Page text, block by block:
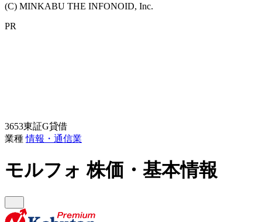
(C) MINKABU THE INFONOID, Inc.
PR
3653東証G貸借
業種情報・通信業
モルフォ株価・基本情報